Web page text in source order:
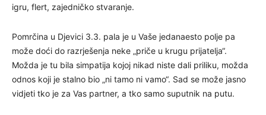
igru, flert, zajedničko stvaranje.
Pomrčina u Djevici 3.3. pala je u Vaše jedanaesto polje pa
može doći do razrješenja neke „priče u krugu prijatelja“.
Možda je tu bila simpatija kojoj nikad niste dali priliku, možda
odnos koji je stalno bio „ni tamo ni vamo“. Sad se može jasno
vidjeti tko je za Vas partner, a tko samo suputnik na putu.